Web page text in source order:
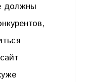
должны